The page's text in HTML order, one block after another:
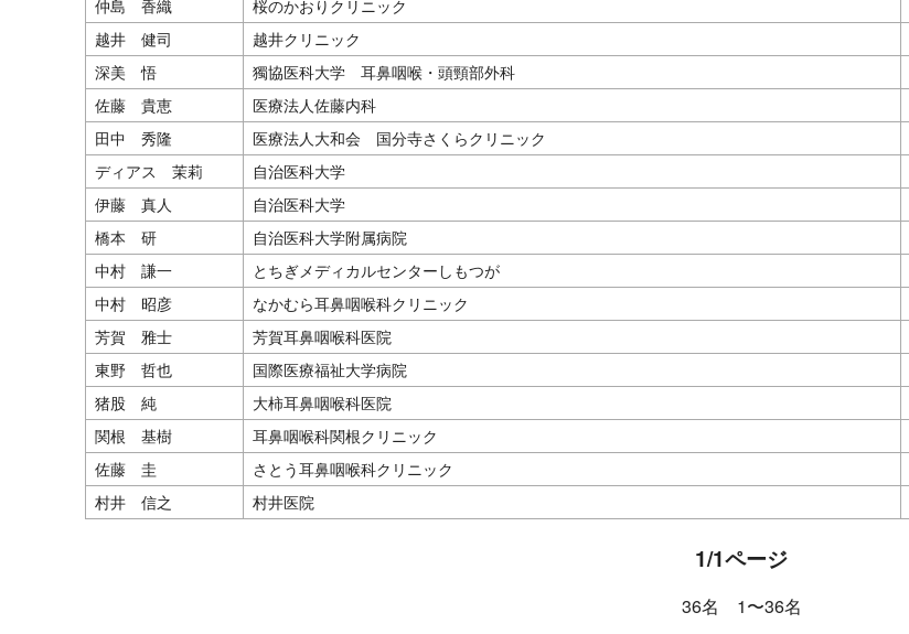
仲島 香織
桜のかおりクリニック
越井 健司
越井クリニック
深美 悟
獨協医科大学 耳鼻咽喉・頭頸部外科
佐藤 貴恵
医療法人佐藤内科
田中 秀隆
医療法人大和会 国分寺さくらクリニック
ディアス 茉莉
自治医科大学
伊藤 真人
自治医科大学
橋本 研
自治医科大学附属病院
中村 謙一
とちぎメディカルセンターしもつが
中村 昭彦
なかむら耳鼻咽喉科クリニック
芳賀 雅士
芳賀耳鼻咽喉科医院
東野 哲也
国際医療福祉大学病院
猪股 純
大柿耳鼻咽喉科医院
関根 基樹
耳鼻咽喉科関根クリニック
佐藤 圭
さとう耳鼻咽喉科クリニック
村井 信之
村井医院
1/1ページ
36名 1〜36名